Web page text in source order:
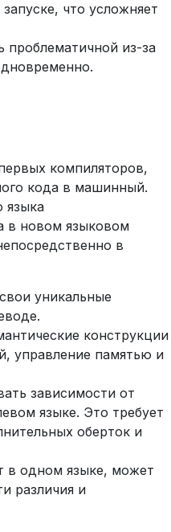
что усложняет
проблематичной из-за
компиляторов,
кода в машинный.
языка
в новом языковом
в
уникальные
конструкции
управление памятью и
зависимости от
языке. Это требует
оберток и
в одном языке, может
различия и